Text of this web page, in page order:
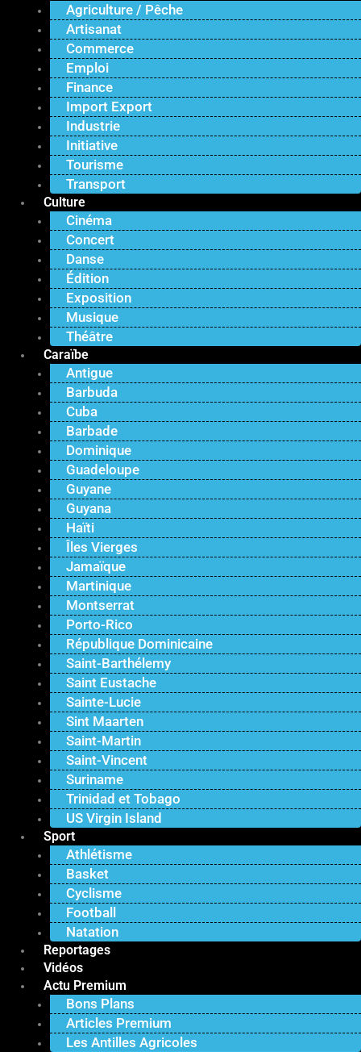
Agriculture / Pêche
Artisanat
Commerce
Emploi
Finance
Import Export
Industrie
Initiative
Tourisme
Transport
Culture
Cinéma
Concert
Danse
Édition
Exposition
Musique
Théâtre
Caraïbe
Antigue
Barbuda
Cuba
Barbade
Dominique
Guadeloupe
Guyane
Guyana
Haïti
Îles Vierges
Jamaïque
Martinique
Montserrat
Porto-Rico
République Dominicaine
Saint-Barthélemy
Saint Eustache
Sainte-Lucie
Sint Maarten
Saint-Martin
Saint-Vincent
Suriname
Trinidad et Tobago
US Virgin Island
Sport
Athlétisme
Basket
Cyclisme
Football
Natation
Reportages
Vidéos
Actu Premium
Bons Plans
Articles Premium
Les Antilles Agricoles